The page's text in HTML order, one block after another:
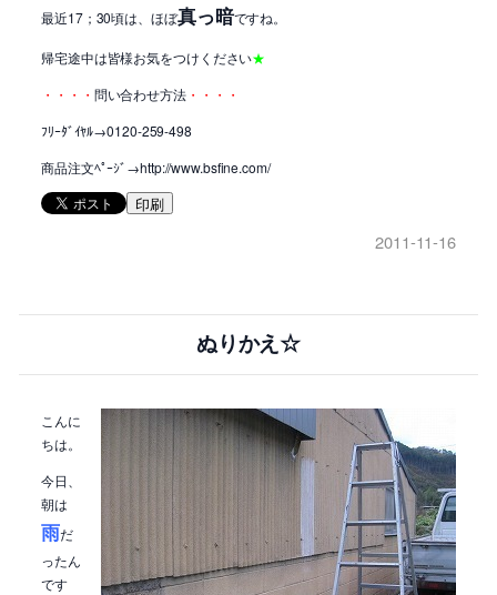
最近17；30頃は、ほぼ真っ暗ですね。
帰宅途中は皆様お気をつけください★
・・・・ 問い合わせ方法・・・・
ﾌﾘｰﾀﾞｲﾔﾙ→0120-259-498
商品注文ﾍﾟｰｼﾞ→http://www.bsfine.com/
印刷
2011-11-16
ぬりかえ☆
こんに
ちは。
今日、
朝は
雨だ
ったん
です